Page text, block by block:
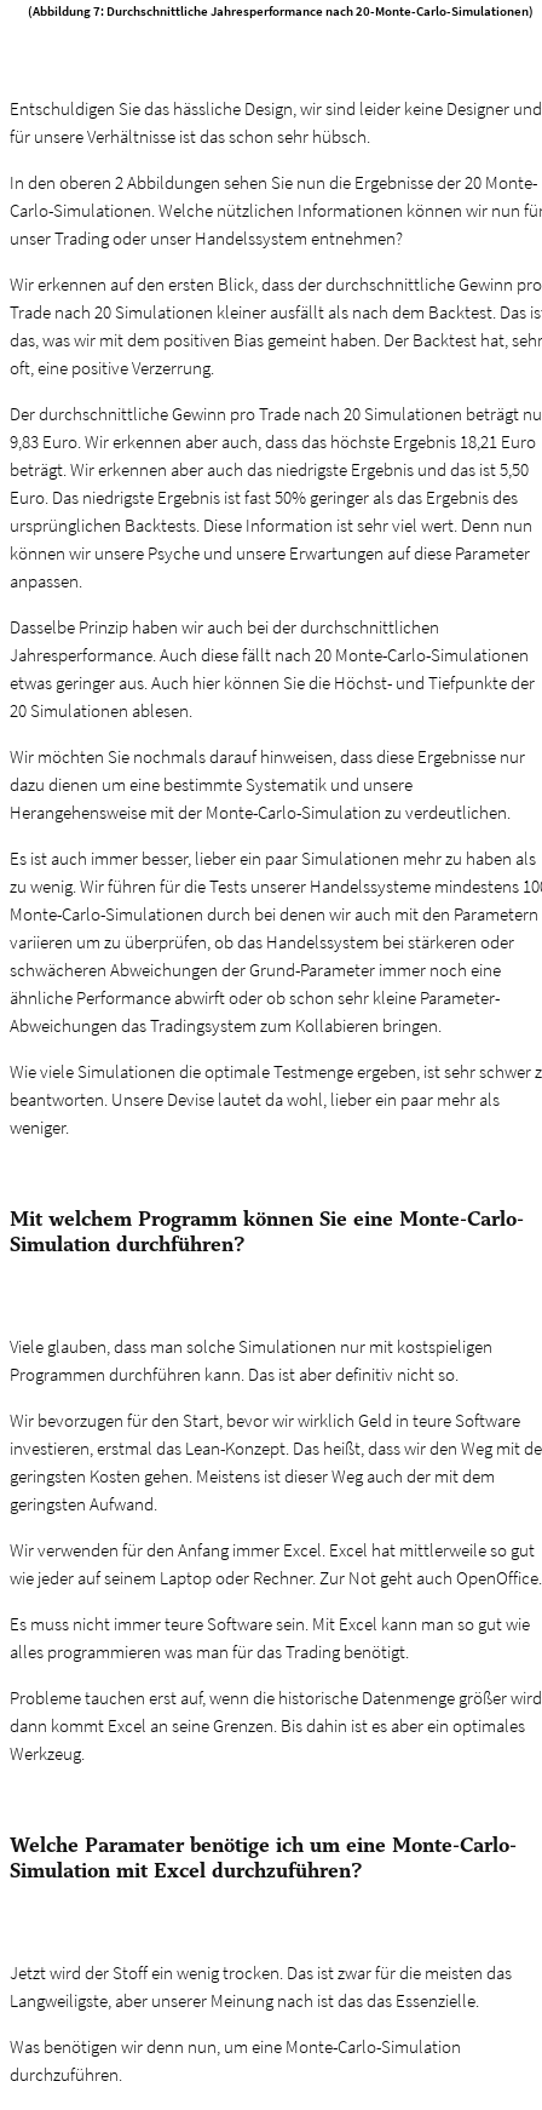
(Abbildung 7: Durchschnittliche Jahresperformance nach 20-Monte-Carlo-Simulationen)
Entschuldigen Sie das hässliche Design, wir sind leider keine Designer und
für unsere Verhältnisse ist das schon sehr hübsch.
In den oberen 2 Abbildungen sehen Sie nun die Ergebnisse der 20 Monte-
Carlo-Simulationen. Welche nützlichen Informationen können wir nun
unser Trading oder unser Handelssystem entnehmen?
Wir erkennen auf den ersten Blick, dass der durchschnittliche Gewinn pro
Trade nach 20 Simulationen kleiner ausfällt als nach dem Backtest. Das
das, was wir mit dem positiven Bias gemeint haben. Der Backtest hat, sehr
oft, eine positive Verzerrung.
Der durchschnittliche Gewinn pro Trade nach 20 Simulationen beträgt
9,83 Euro. Wir erkennen aber auch, dass das höchste Ergebnis 18,21 Euro
beträgt. Wir erkennen aber auch das niedrigste Ergebnis und das ist 5,50
Euro. Das niedrigste Ergebnis ist fast 50% geringer als das Ergebnis des
ursprünglichen Backtests. Diese Information ist sehr viel wert. Denn nun
können wir unsere Psyche und unsere Erwartungen auf diese Parameter
anpassen.
Dasselbe Prinzip haben wir auch bei der durchschnittlichen
Jahresperformance. Auch diese fällt nach 20 Monte-Carlo-Simulationen
etwas geringer aus. Auch hier können Sie die Höchst- und Tiefpunkte der
20 Simulationen ablesen.
Wir möchten Sie nochmals darauf hinweisen, dass diese Ergebnisse nur
dazu dienen um eine bestimmte Systematik und unsere
Herangehensweise mit der Monte-Carlo-Simulation zu verdeutlichen.
Es ist auch immer besser, lieber ein paar Simulationen mehr zu haben als
zu wenig. Wir führen für die Tests unserer Handelssysteme mindestens
Monte-Carlo-Simulationen durch bei denen wir auch mit den Parametern
variieren um zu überprüfen, ob das Handelssystem bei stärkeren oder
schwächeren Abweichungen der Grund-Parameter immer noch eine
ähnliche Performance abwirft oder ob schon sehr kleine Parameter-
Abweichungen das Tradingsystem zum Kollabieren bringen.
Wie viele Simulationen die optimale Testmenge ergeben, ist sehr schwer
beantworten. Unsere Devise lautet da wohl, lieber ein paar mehr als
weniger.
Mit welchem Programm können Sie eine Monte-Carlo-
Simulation durchführen?
Viele glauben, dass man solche Simulationen nur mit kostspieligen
Programmen durchführen kann. Das ist aber definitiv nicht so.
Wir bevorzugen für den Start, bevor wir wirklich Geld in teure Software
investieren, erstmal das Lean-Konzept. Das heißt, dass wir den Weg mit
geringsten Kosten gehen. Meistens ist dieser Weg auch der mit dem
geringsten Aufwand.
Wir verwenden für den Anfang immer Excel. Excel hat mittlerweile so gut
wie jeder auf seinem Laptop oder Rechner. Zur Not geht auch OpenOffice.
Es muss nicht immer teure Software sein. Mit Excel kann man so gut wie
alles programmieren was man für das Trading benötigt.
Probleme tauchen erst auf, wenn die historische Datenmenge größer
dann kommt Excel an seine Grenzen. Bis dahin ist es aber ein optimales
Werkzeug.
Welche Paramater benötige ich um eine Monte-Carlo-
Simulation mit Excel durchzuführen?
Jetzt wird der Stoff ein wenig trocken. Das ist zwar für die meisten das
Langweiligste, aber unserer Meinung nach ist das das Essenzielle.
Was benötigen wir denn nun, um eine Monte-Carlo-Simulation
durchzuführen.